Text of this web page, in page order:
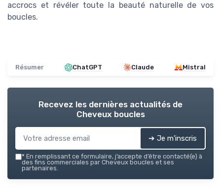
accrocs et révéler toute la beauté naturelle de vos
boucles.
Résumer ChatGPT Claude Mistral
Recevez les dernières actualités de
Cheveux boucles
➔ Je m'inscris
* En remplissant ce formulaire, j’accepte d’être contacté(e) à
des fins commerciales par Cheveux boucles et ses
partenaires.